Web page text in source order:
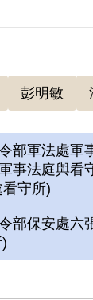
案」、「臺
敖案」被捕
理員；被捕
地下室及
一年。
判決結果處
因美術老師
獄中書畫生
狹小的方形
塊個人場域
彭明敏
部軍法處軍
事法庭與看
守所)
部保安處六